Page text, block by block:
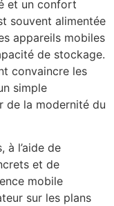
et un confort
souvent alimentée
appareils mobiles
de stockage.
convaincre les
simple
de la modernité du
à l’aide de
et de
mobile
sur les plans